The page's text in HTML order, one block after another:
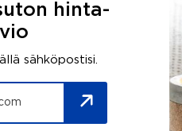
hinta-
sähköpostisi.